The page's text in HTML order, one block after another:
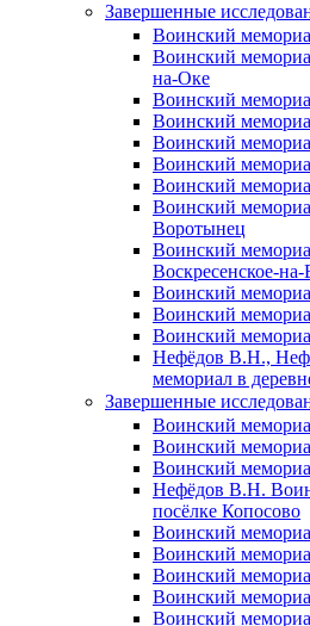
Завершенные
Воинский
Воинский
на-Оке
Воинский
Воинский
Воинский
Воинский
Воинский
Воинский
Воротынец
Воинский
Воскресенское-на-
Воинский
Воинский
Воинский
Нефёдов В.Н.,
мемориал в
Завершенные
Воинский
Воинский
Воинский
Нефёдов В.Н.
посёлке Копосово
Воинский
Воинский
Воинский
Воинский
Воинский